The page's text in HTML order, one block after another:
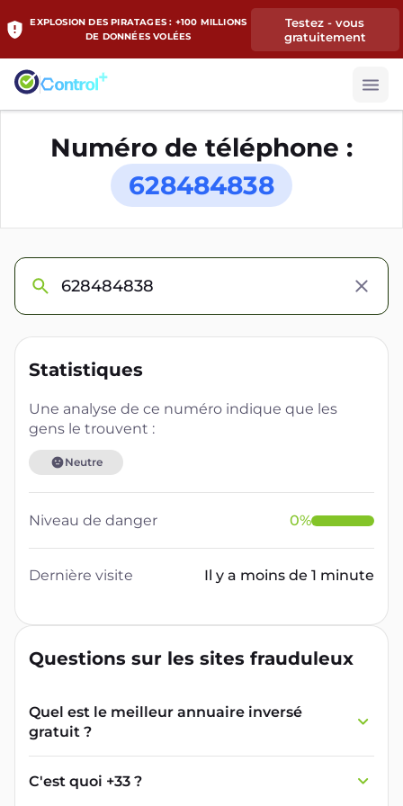
EXPLOSION DES PIRATAGES : +100 MILLIONS
DE DONNÉES VOLÉES
Testez - vous
gratuitement
Numéro de téléphone :
628484838
Statistiques
Une analyse de ce numéro indique que les
gens le trouvent :
Neutre
Niveau de danger 0%
Dernière visite Il y a moins de 1 minute
Questions sur les sites frauduleux
Quel est le meilleur annuaire inversé
gratuit ?
France Verif inclut une fonctionnalité de
recherche de numéro inversée qui est efficace
et gratuite pour identifier les appelants
C'est quoi +33 ?
L'indicatif +33 est le code téléphonique